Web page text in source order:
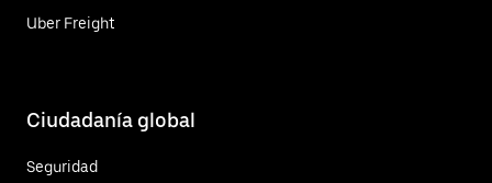
Uber Freight
Ciudadanía global
Seguridad